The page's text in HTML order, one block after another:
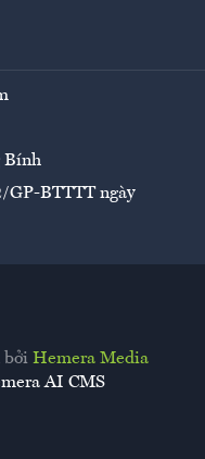
Bính
GP-BTTTT ngày
bởi Hemera Media
AI CMS